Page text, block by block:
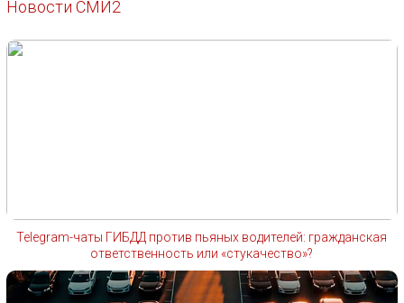
Новости СМИ2
Telegram-чаты ГИБДД против пьяных водителей: гражданская
ответственность или «стукачество»?